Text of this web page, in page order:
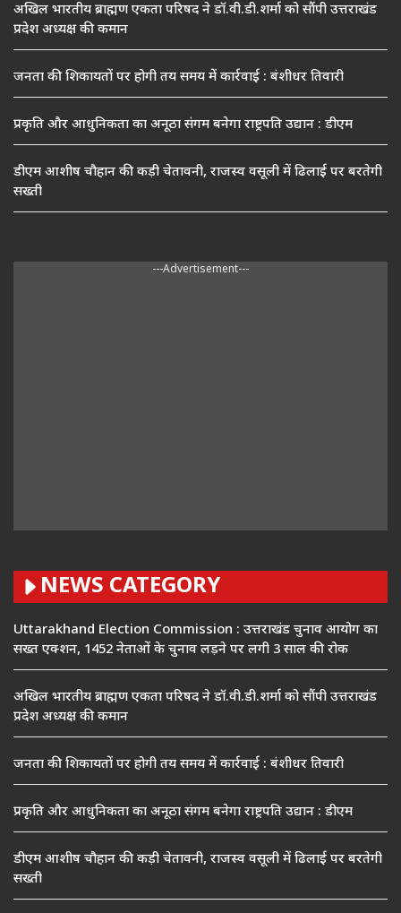
अखिल भारतीय ब्राह्मण एकता परिषद ने डॉ.वी.डी.शर्मा को सौंपी उत्तराखंड
प्रदेश अध्यक्ष की कमान
जनता की शिकायतों पर होगी तय समय में कार्रवाई : बंशीधर तिवारी
प्रकृति और आधुनिकता का अनूठा संगम बनेगा राष्ट्रपति उद्यान : डीएम
डीएम आशीष चौहान की कड़ी चेतावनी, राजस्व वसूली में ढिलाई पर बरतेगी
सख्ती
---Advertisement---
NEWS CATEGORY
Uttarakhand Election Commission : उत्तराखंड चुनाव आयोग का
सख्त एक्शन, 1452 नेताओं के चुनाव लड़ने पर लगी 3 साल की रोक
अखिल भारतीय ब्राह्मण एकता परिषद ने डॉ.वी.डी.शर्मा को सौंपी उत्तराखंड
प्रदेश अध्यक्ष की कमान
जनता की शिकायतों पर होगी तय समय में कार्रवाई : बंशीधर तिवारी
प्रकृति और आधुनिकता का अनूठा संगम बनेगा राष्ट्रपति उद्यान : डीएम
डीएम आशीष चौहान की कड़ी चेतावनी, राजस्व वसूली में ढिलाई पर बरतेगी
सख्ती